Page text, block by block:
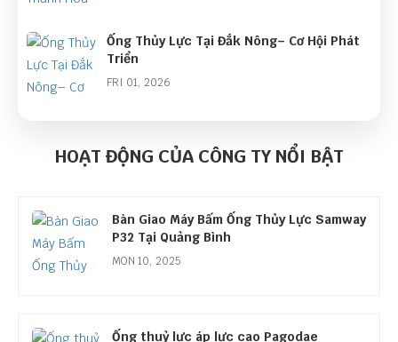
Ống Thủy Lực Tại Đắk Nông– Cơ Hội Phát
Triển
FRI 01, 2026
Cơ Hội Lớn Từ Làn Sóng Đầu Tư Công
THU 01, 2026
HOẠT ĐỘNG CỦA CÔNG TY NỔI BẬT
Bàn Giao Máy Bấm Ống Thủy Lực Samway
P32 Tại Quảng Bình
MON 10, 2025
Ống thuỷ lực áp lực cao Pagodae